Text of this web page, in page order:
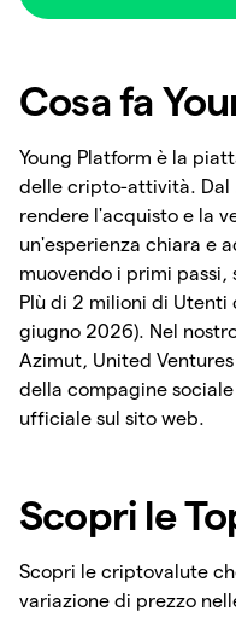
Cosa fa
Young Platform è la
delle cripto-attività. Dal
rendere l'acquisto e la
un'esperienza chiara e
muovendo i primi
PIù di 2 milioni di
giugno 2026). Nel
Azimut, United
della compagine
ufficiale sul sito web.
Scopri le
Scopri le criptovalute
variazione di prezzo